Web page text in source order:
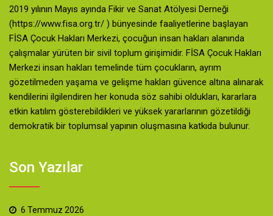
2019 yılının Mayıs ayında Fikir ve Sanat Atölyesi Derneği
(https://www.fisa.org.tr/ ) bünyesinde faaliyetlerine başlayan
FİSA Çocuk Hakları Merkezi, çocuğun insan hakları alanında
çalışmalar yürüten bir sivil toplum girişimidir. FİSA Çocuk Hakları
Merkezi insan hakları temelinde tüm çocukların, ayrım
gözetilmeden yaşama ve gelişme hakları güvence altına alınarak
kendilerini ilgilendiren her konuda söz sahibi oldukları, kararlara
etkin katılım gösterebildikleri ve yüksek yararlarının gözetildiği
demokratik bir toplumsal yapının oluşmasına katkıda bulunur.
Son Yazılar
6 Temmuz 2026